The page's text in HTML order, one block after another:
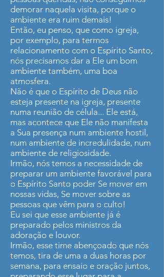
demorar naquela visita, porque o
ambiente era ruim demais!
Então, eu penso, que como igreja,
por exemplo, para termos
relacionamento com o Espírito Santo,
nós precisamos dar a Ele um bom
ambiente também, uma boa
atmosfera.
Não é que o Espírito de Deus não
esteja presente na igreja, presente
numa reunião de célula... Ele está,
mas acontece que Ele não manifesta
a Sua presença num ambiente hostil,
num ambiente de incredulidade, num
ambiente de religiosidade.
Irmão, nós temos a necessidade de
preparar um ambiente favorável para
o Espírito Santo poder Se mover em
nossas vidas, Se mover sobre as
pessoas que vêm para o culto!
Eu sei que esse ambiente já é
preparado pelos ministros da
adoração e louvor.
Irmão, esse time abençoado que nós
temos, tira de uma a duas horas por
semana, para ensaio e oração juntos,